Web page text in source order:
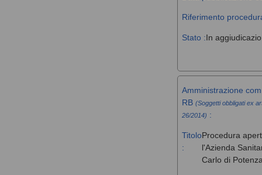
Riferimento
Stato :In
Amministrazione
RB (Soggetti obbligati ex
26/2014) :
Titolo
:
Procedura
l'Azienda
Carlo di